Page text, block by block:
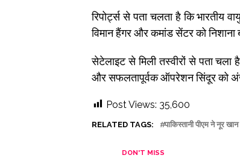
रिपोर्ट्स से पता चलता है कि भारतीय
विमान हैंगर और कमांड सेंटर को निशाना
सेटेलाइट से मिली तस्वीरों से पता चला
और सफलतापूर्वक ऑपरेशन सिंदूर को
Post Views: 35,600
RELATED TAGS: पाकिस्तानी पीएम ने नूर
DON'T MISS